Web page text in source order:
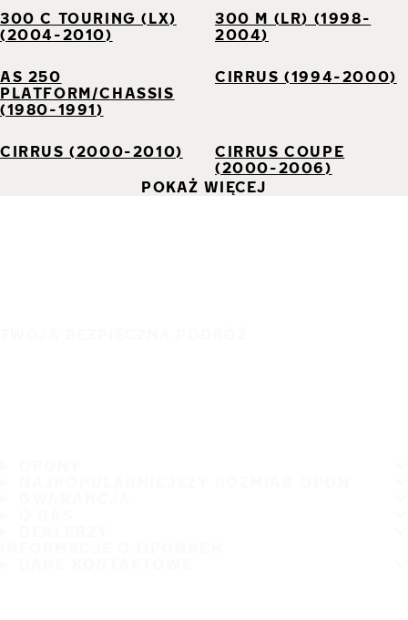
300 C TOURING (LX)
(2004-2010)
300 M (LR) (1998-
2004)
AS 250
PLATFORM/CHASSIS
(1980-1991)
CIRRUS (1994-2000)
CIRRUS (2000-2010)
CIRRUS COUPE
(2000-2006)
POKAŻ WIĘCEJ